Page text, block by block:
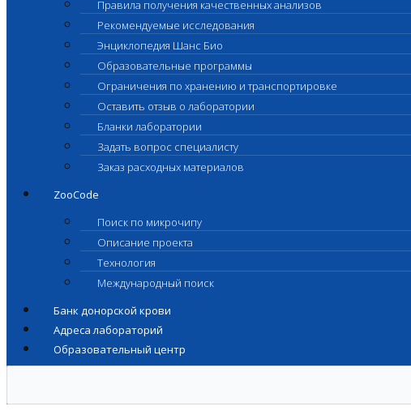
Правила получения качественных анализов
Рекомендуемые исследования
Энциклопедия Шанс Био
Образовательные программы
Ограничения по хранению и транспортировке
Оставить отзыв о лаборатории
Бланки лаборатории
Задать вопрос специалисту
Заказ расходных материалов
ZooCode
Поиск по микрочипу
Описание проекта
Технология
Международный поиск
Банк донорской крови
Адреса лабораторий
Образовательный центр